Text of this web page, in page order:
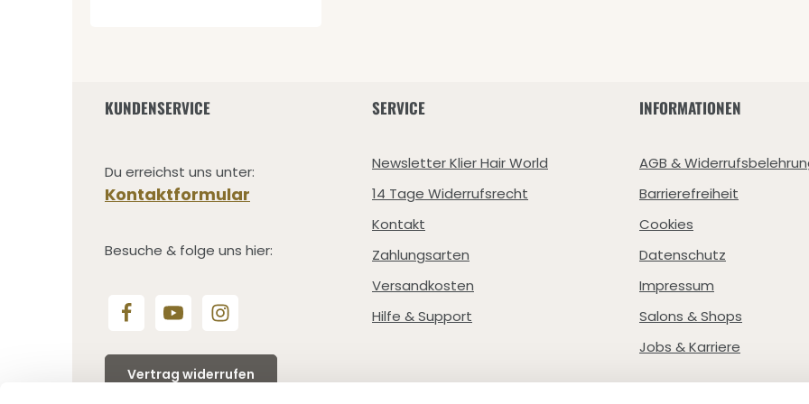
KUNDENSERVICE
Du erreichst uns unter:
Kontaktformular
Besuche & folge uns hier:
Vertrag widerrufen
SERVICE
Newsletter Klier Hair World
14 Tage Widerrufsrecht
Kontakt
Zahlungsarten
Versandkosten
Hilfe & Support
INFORMATIONEN
AGB &
Barrierefreiheit
Cookies
Datenschutz
Impressum
Salons & Shops
Jobs & Karriere